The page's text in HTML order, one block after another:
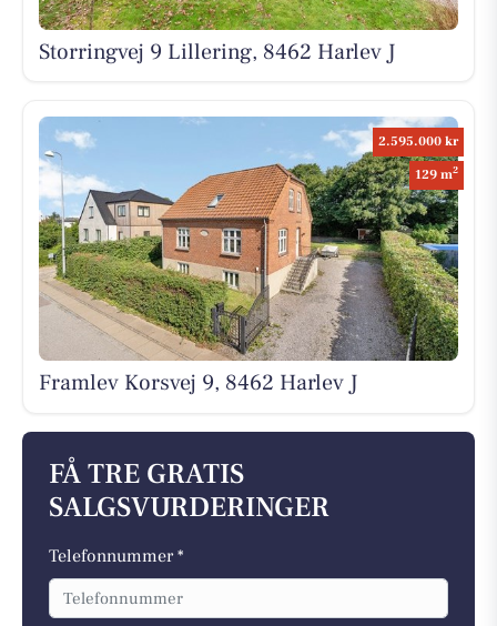
Storringvej 9 Lillering, 8462 Harlev J
2.595.000 kr
129 m2
Framlev Korsvej 9, 8462 Harlev J
FÅ TRE GRATIS
SALGSVURDERINGER
Telefonnummer *